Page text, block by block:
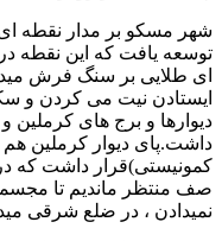
شهر مسکو بر مدار نقطه
توسعه یافت که این نقطه
ای طلایی بر سنگ فرش
ایستادن نیت می کردن و
دیوارها و برج های کرملین
داشت.پای دیوار کرملین هم
کمونیستی)قرار داشت که در
صف منتظر ماندیم تا
نمیدادن ، در ضلع شرقی